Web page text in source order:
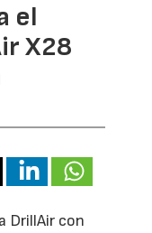
el
X28
DrillAir con